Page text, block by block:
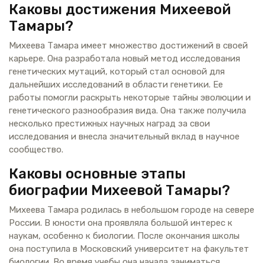
Каковы достижения Михеевой
Тамары?
Михеева Тамара имеет множество достижений в своей
карьере. Она разработала новый метод исследования
генетических мутаций, который стал основой для
дальнейших исследований в области генетики. Ее
работы помогли раскрыть некоторые тайны эволюции и
генетического разнообразия вида. Она также получила
несколько престижных научных наград за свои
исследования и внесла значительный вклад в научное
сообщество.
Каковы основные этапы
биографии Михеевой Тамары?
Михеева Тамара родилась в небольшом городе на севере
России. В юности она проявляла большой интерес к
наукам, особенно к биологии. После окончания школы
она поступила в Московский университет на факультет